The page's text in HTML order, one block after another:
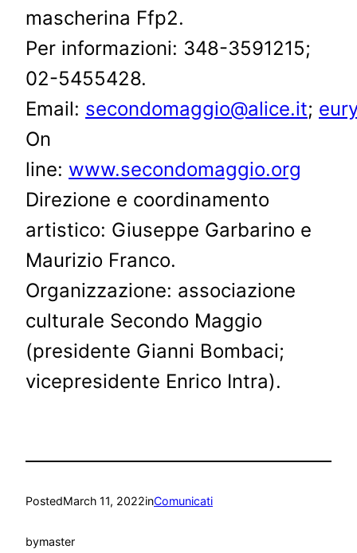
mascherina Ffp2.
Per informazioni: 348-3591215;
02-5455428.
Email: secondomaggio@alice.it;
On
line: www.secondomaggio.org
Direzione e coordinamento
artistico: Giuseppe Garbarino e
Maurizio Franco.
Organizzazione: associazione
culturale Secondo Maggio
(presidente Gianni Bombaci;
vicepresidente Enrico Intra).
PostedMarch 11, 2022inComunicati
bymaster